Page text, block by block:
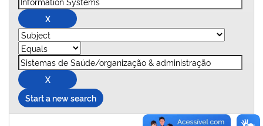
Start a new search